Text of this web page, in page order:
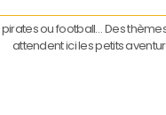
ou football… Des
attendent ici les petits